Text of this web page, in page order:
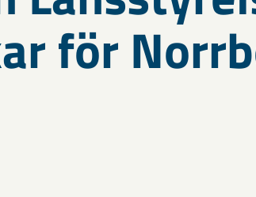
för